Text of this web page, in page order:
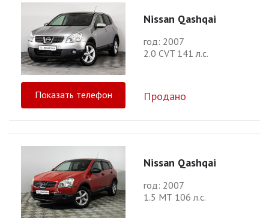
Nissan Qashqai
год: 2007
2.0 CVT 141 л.с.
Показать телефон Продано
Nissan Qashqai
год: 2007
1.5 МТ 106 л.с.